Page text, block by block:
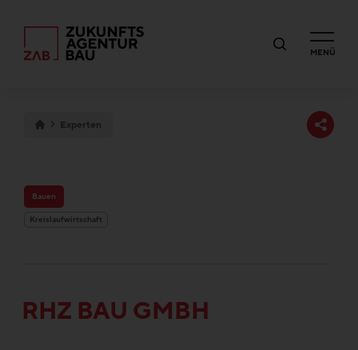
MENÜ
Experten
Bauen
Kreislaufwirtschaft
RHZ BAU GMBH